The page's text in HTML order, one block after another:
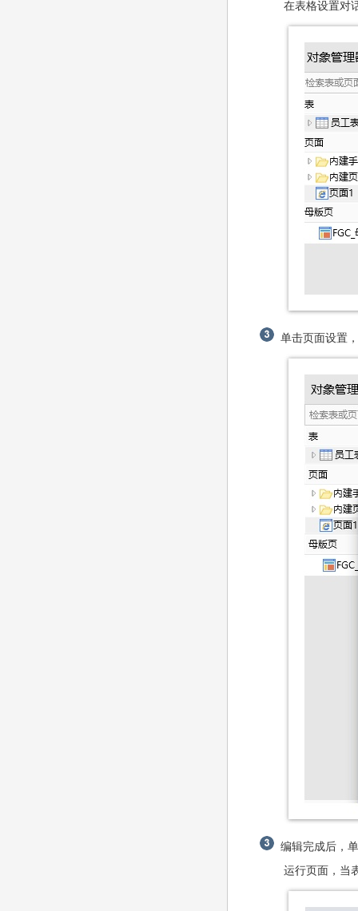
在表格设置对
单击页面设置
编辑完成后，
运行页面，当